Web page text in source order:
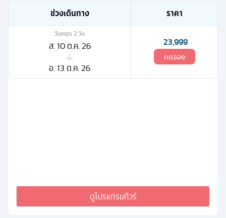
ช่วงเดินทาง ราคา
วันหยุด 2วัน
ส. 10 ต.ค. 26
อ. 13 ต.ค. 26
23,999
กดจอง
ดูโปรแกรมทัวร์